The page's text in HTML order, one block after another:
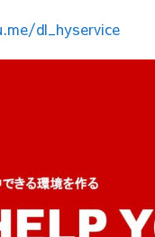
dl_hyservice